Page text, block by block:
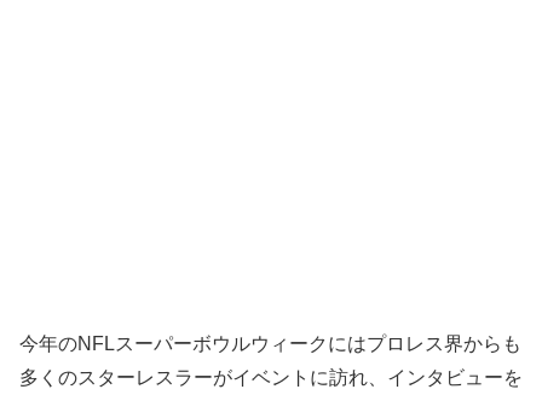
今年のNFLスーパーボウルウィークにはプロレス界からも
多くのスターレスラーがイベントに訪れ、インタビューを